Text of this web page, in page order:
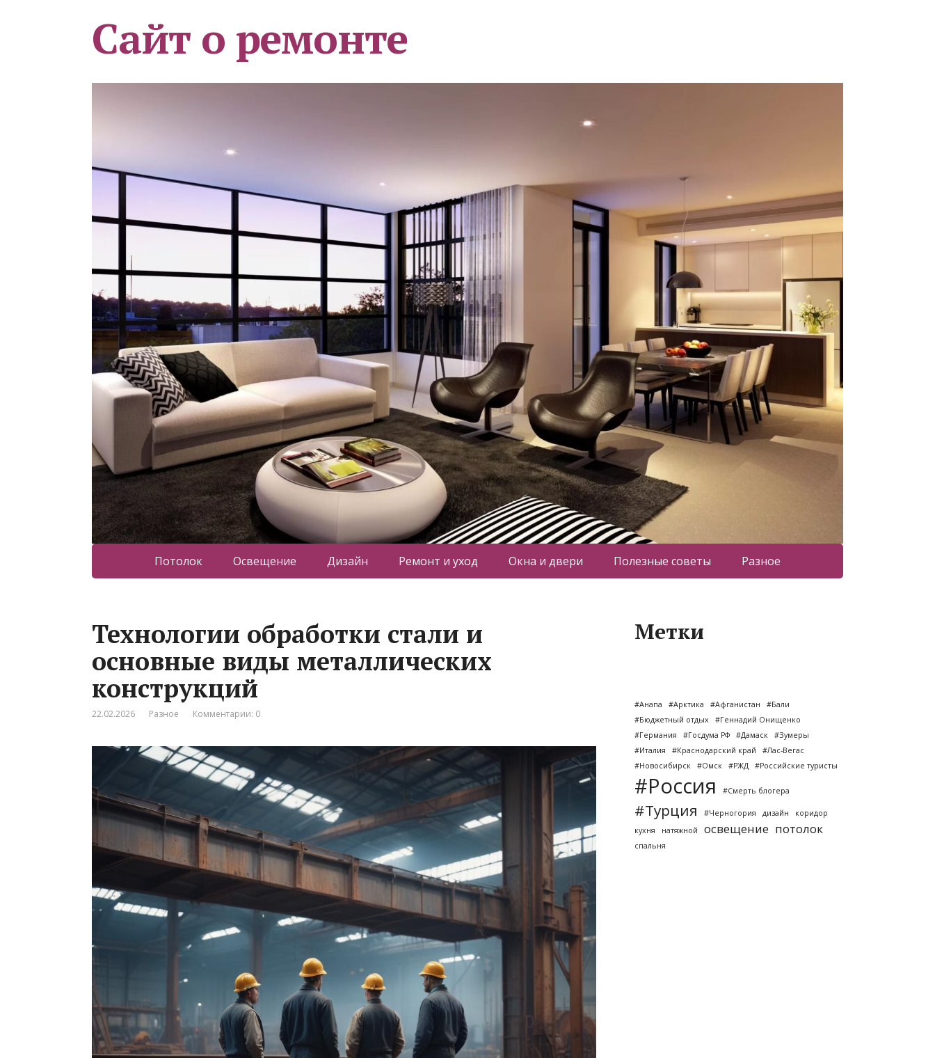
Сайт о ремонте
Потолок Освещение Дизайн Ремонт и уход Окна и двери Полезные советы Разное
Технологии обработки стали и
основные виды металлических
конструкций
22.02.2026 Разное Комментарии: 0
Метки
#Анапа #Арктика #Афганистан
#Бали
#Бюджетный отдых
#Геннадий Онищенко
#Германия
#Госдума РФ #Дамаск
#Зумеры
#Италия
#Краснодарский край
#Лас-Вегас
#Новосибирск
#Омск #РЖД #Российские туристы
#Россия #Смерть блогера
#Турция #Черногория дизайн
коридор
кухня
натяжной освещение потолок
спальня